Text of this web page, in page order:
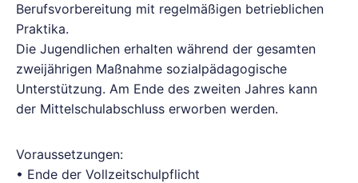
Berufsvorbereitung mit regelmäßigen betrieblichen
Praktika.
Die Jugendlichen erhalten während der gesamten
zweijährigen Maßnahme sozialpädagogische
Unterstützung. Am Ende des zweiten Jahres kann
der Mittelschulabschluss erworben werden.
Voraussetzungen:
• Ende der Vollzeitschulpflicht